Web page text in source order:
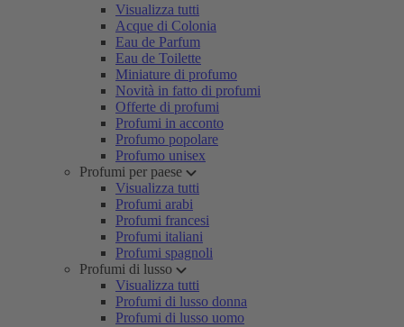
Visualizza tutti
Acque di Colonia
Eau de Parfum
Eau de Toilette
Miniature di profumo
Novità in fatto di profumi
Offerte di profumi
Profumi in acconto
Profumo popolare
Profumo unisex
Profumi per paese
Visualizza tutti
Profumi arabi
Profumi francesi
Profumi italiani
Profumi spagnoli
Profumi di lusso
Visualizza tutti
Profumi di lusso donna
Profumi di lusso uomo